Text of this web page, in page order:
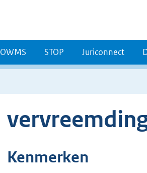
OWMS STOP Juriconnect
Kenmerken